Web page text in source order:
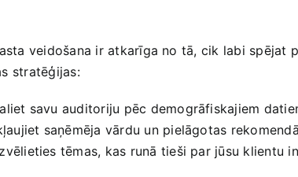
‍veidošana ir atkarīga‌ no tā, cik labi spējat⁤
stratēģijas:
savu auditoriju pēc demogrāfiskajiem
saņēmēja vārdu​ un pielāgotas
tēmas, ‌kas runā tieši par jūsu klientu